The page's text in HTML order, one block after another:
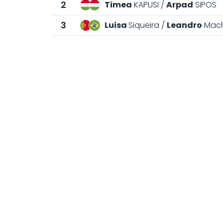
2
Timea KAPUSI Arpad SIPOS
3
Luisa Siqueira Leandro